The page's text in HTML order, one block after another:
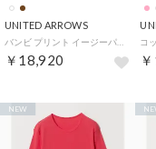
UNITED ARROWS
￥18,920
NEW